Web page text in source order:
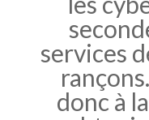
services
donc à